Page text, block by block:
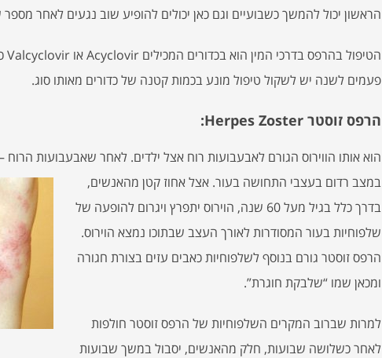
הראשון יכול להמשך כשבועיים וגם כאן יכולים להופיע שוב נגעים לאחר
פעמים לשנה יש לשקול טיפול מונע בכמות קטנה של כדורים מאותו סוג.
הרפס זוסטר Herpes Zoster:
במצב רדום בעצבי התחושה בעור. אצל אחוז קטן מהאנשים,
בדרך כלל בגיל מעל 60 שנה, הוירוס יתפרץ ויגרום להופעה של
שלפוחיות בעור המסודרות לאורך העצב שבתוכו נמצא הוירוס.
הרפס זוסטר גורם בנוסף לשלפוחיות כאבים עזים בצורת חגורה
ומכאן שמו “שלבקת חוגרת”.
למרות שברוב המקרים השלפוחיות של הרפס זוסטר חולפות
לאחר כשלושה שבועות, חלק מהאנשים, יסבול במשך שבועות